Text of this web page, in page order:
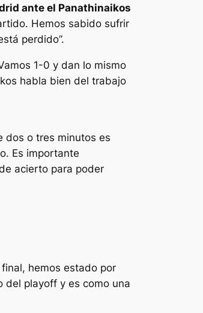
ante el Panathinaikos
Hemos sabido sufrir
perdido”.
1-0 y dan lo mismo
habla bien del trabajo
dos o tres minutos es
Es importante
acierto para poder
hemos estado por
del playoff y es como una